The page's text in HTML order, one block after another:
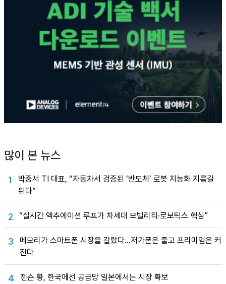
많이 본 뉴스
1
박중서 TI 대표, “자동차서 검증된 ‘반도체’ 로봇 지능화 지름길
된다”
2 “실시간 액추에이션 루프가 차세대 모빌리티·로보틱스 핵심”
3
메모리가 스마트폰 시장을 갈랐다…저가폰은 줄고 프리미엄은 커
진다
4 젠슨 황, 한국에선 공급망 일본에서는 시장 확보